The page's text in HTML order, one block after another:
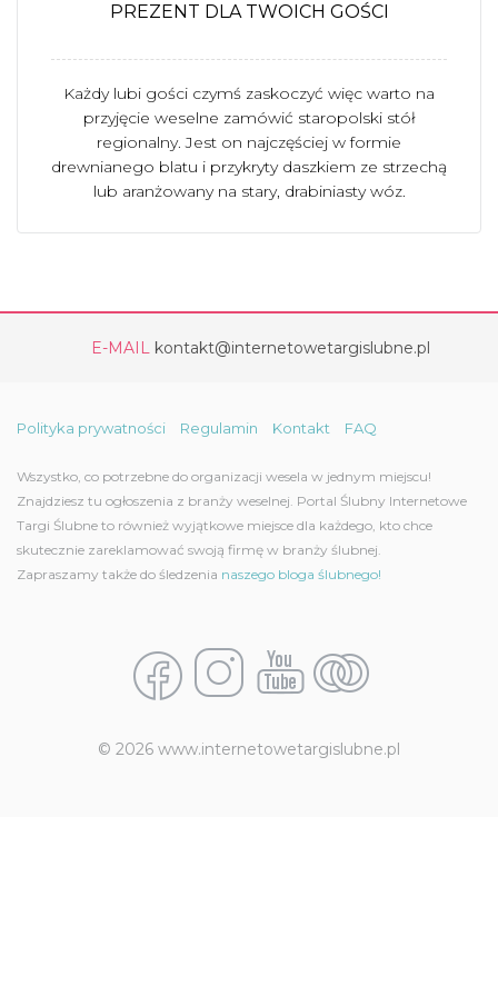
PREZENT DLA TWOICH GOŚCI
Każdy lubi gości czymś zaskoczyć więc warto na
przyjęcie weselne zamówić staropolski stół
regionalny. Jest on najczęściej w formie
drewnianego blatu i przykryty daszkiem ze strzechą
lub aranżowany na stary, drabiniasty wóz.
E-MAIL kontakt@internetowetargislubne.pl
Polityka prywatności Regulamin Kontakt FAQ
Wszystko, co potrzebne do organizacji wesela w jednym miejscu!
Znajdziesz tu ogłoszenia z branży weselnej. Portal Ślubny Internetowe
Targi Ślubne to również wyjątkowe miejsce dla każdego, kto chce
skutecznie zareklamować swoją firmę w branży ślubnej.
Zapraszamy także do śledzenia naszego bloga ślubnego!
© 2026 www.internetowetargislubne.pl